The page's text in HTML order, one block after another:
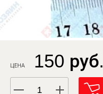
ЦЕНА 150 руб.